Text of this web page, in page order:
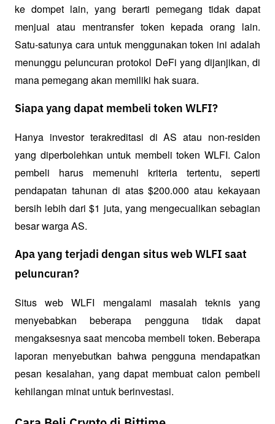
ke dompet lain, yang berarti pemegang tidak dapat
menjual atau mentransfer token kepada orang lain.
Satu-satunya cara untuk menggunakan token ini adalah
menunggu peluncuran protokol DeFi yang dijanjikan, di
mana pemegang akan memiliki hak suara.
Siapa yang dapat membeli token WLFI?
Hanya investor terakreditasi di AS atau non-residen
yang diperbolehkan untuk membeli token WLFI. Calon
pembeli harus memenuhi kriteria tertentu, seperti
pendapatan tahunan di atas $200.000 atau kekayaan
bersih lebih dari $1 juta, yang mengecualikan sebagian
besar warga AS.
Apa yang terjadi dengan situs web WLFI saat
peluncuran?
Situs web WLFI mengalami masalah teknis yang
menyebabkan beberapa pengguna tidak dapat
mengaksesnya saat mencoba membeli token. Beberapa
laporan menyebutkan bahwa pengguna mendapatkan
pesan kesalahan, yang dapat membuat calon pembeli
kehilangan minat untuk berinvestasi.